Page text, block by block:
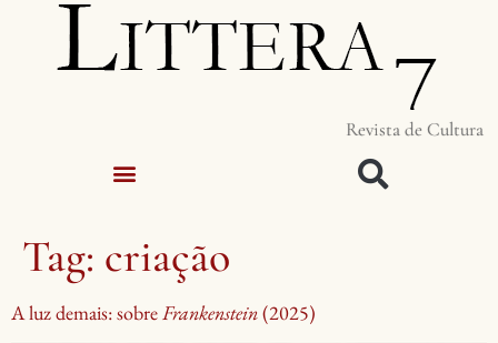
Revista de Cultura
Tag: criação
A luz demais: sobreFrankenstein(2025)